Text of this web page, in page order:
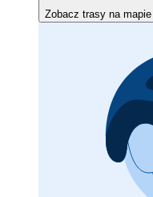
Zobacz trasy na mapie